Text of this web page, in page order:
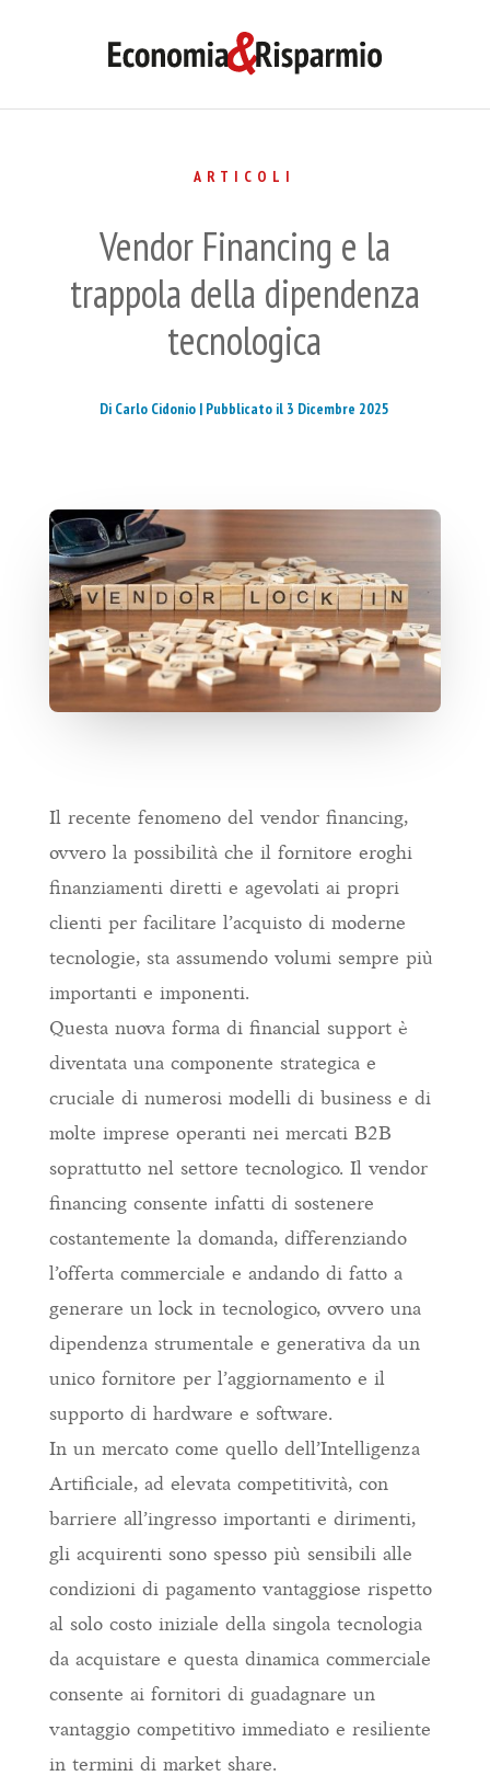
ARTICOLI
Vendor Financing e la
trappola della dipendenza
tecnologica
Di Carlo Cidonio | Pubblicato il 3 Dicembre 2025
Il recente fenomeno del vendor financing,
ovvero la possibilità che il fornitore eroghi
finanziamenti diretti e agevolati ai propri
clienti per facilitare l’acquisto di moderne
tecnologie, sta assumendo volumi sempre più
importanti e imponenti.
Questa nuova forma di financial support è
diventata una componente strategica e
cruciale di numerosi modelli di business e di
molte imprese operanti nei mercati B2B
soprattutto nel settore tecnologico. Il vendor
financing consente infatti di sostenere
costantemente la domanda, differenziando
l’offerta commerciale e andando di fatto a
generare un lock in tecnologico, ovvero una
dipendenza strumentale e generativa da un
unico fornitore per l’aggiornamento e il
supporto di hardware e software.
In un mercato come quello dell’Intelligenza
Artificiale, ad elevata competitività, con
barriere all’ingresso importanti e dirimenti,
gli acquirenti sono spesso più sensibili alle
condizioni di pagamento vantaggiose rispetto
al solo costo iniziale della singola tecnologia
da acquistare e questa dinamica commerciale
consente ai fornitori di guadagnare un
vantaggio competitivo immediato e resiliente
in termini di market share.